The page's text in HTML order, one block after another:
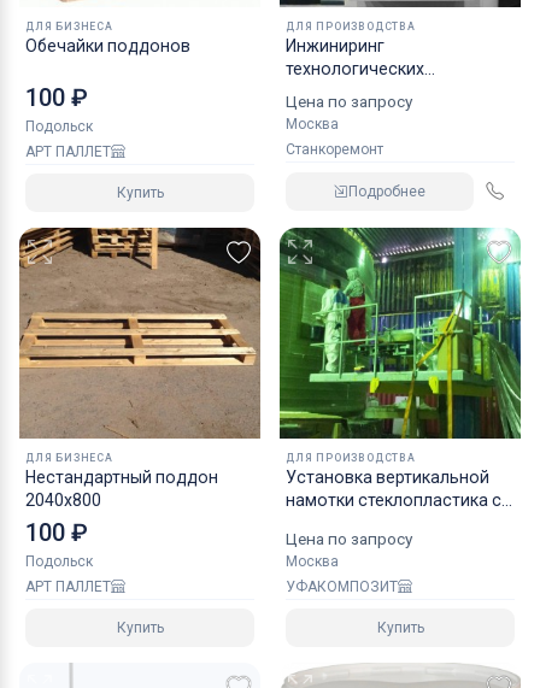
ДЛЯ БИЗНЕСА
Обечайки поддонов
100 ₽
Подольск
АРТ ПАЛЛЕТ
Купить
ДЛЯ ПРОИЗВОДСТВА
Инжиниринг
технологических
обработки деталей
Цена по запросу
Москва
Станкоремонт
Подробнее
ДЛЯ БИЗНЕСА
Нестандартный поддон
2040х800
100 ₽
Подольск
АРТ ПАЛЛЕТ
Купить
ДЛЯ ПРОИЗВОДСТВА
Установка вертикальной
намотки стеклопластика с
Цена по запросу
Москва
УФАКОМПОЗИТ
Купить